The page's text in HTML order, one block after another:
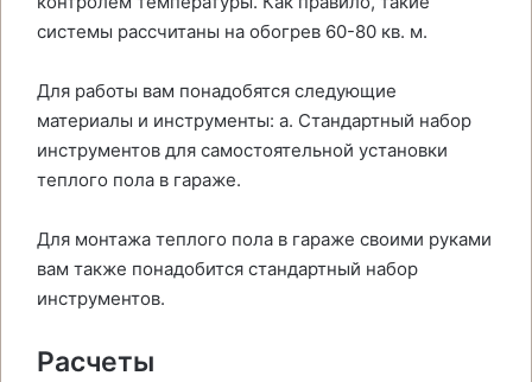
системы рассчитаны на обогрев 60-80 кв. м.
Для работы вам понадобятся следующие
материалы и инструменты: a. Стандартный набор
инструментов для самостоятельной установки
теплого пола в гараже.
Для монтажа теплого пола в гараже своими руками
вам также понадобится стандартный набор
инструментов.
Расчеты